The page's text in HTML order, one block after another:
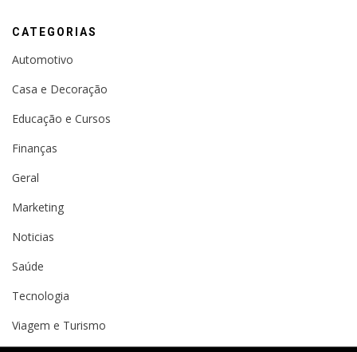
CATEGORIAS
Automotivo
Casa e Decoração
Educação e Cursos
Finanças
Geral
Marketing
Noticias
Saúde
Tecnologia
Viagem e Turismo